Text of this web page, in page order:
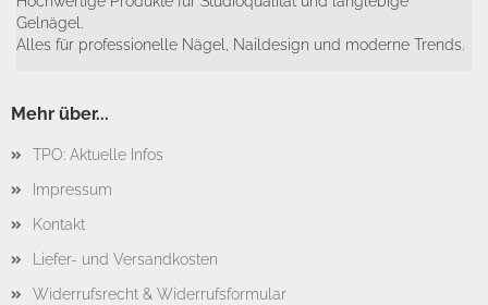
Gelnägel.
Alles für professionelle Nägel, Naildesign und moderne Trends.
Mehr über...
TPO: Aktuelle Infos
Impressum
Kontakt
Liefer- und Versandkosten
Widerrufsrecht & Widerrufsformular